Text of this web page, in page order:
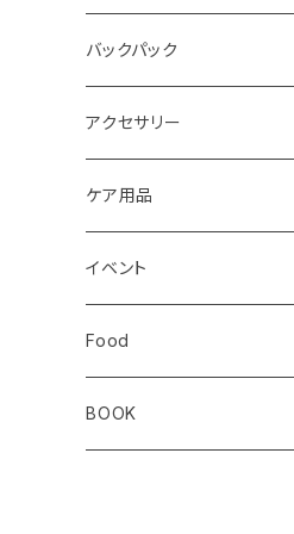
レディス
メンズ
レディス
キッズ
ジム トレーニング
Static
Milestone
Altra
ibex
ULTIMATE DIRECTION
Milestone
Drymax
Hiker Trash
OS1st
extremities
STRIDE
バックパック
Ultimate Direction
Teton Bros.
RawLow Mountain Works
Okara
Rab
アクセサリー
Halo Commodity
Extremities
Km4k
Coros
ケア用品
ROD
Correct Toes
Aggressive Design
イベント
Zero Limits in Niseko
Food
The Small Twist
BOOK